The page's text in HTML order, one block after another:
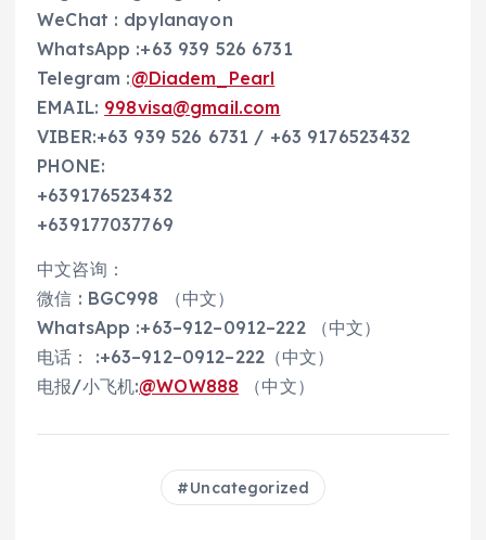
WeChat : dpylanayon
WhatsApp :+63 939 526 6731
Telegram :@Diadem_Pearl
EMAIL: 998visa@gmail.com
VIBER:+63 939 526 6731 / +63 9176523432
PHONE:
+639176523432
+639177037769
中文咨询：
微信 : BGC998 （中文）
WhatsApp :+63–912–0912–222 （中文）
电话： :+63–912–0912–222（中文）
电报/小飞机:@WOW888 （中文）
Uncategorized